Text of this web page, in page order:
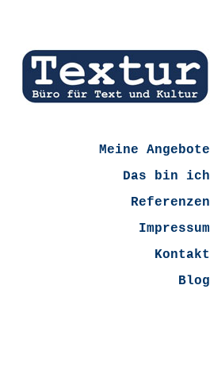
Meine Angebote
Das bin ich
Referenzen
Impressum
Kontakt
Blog